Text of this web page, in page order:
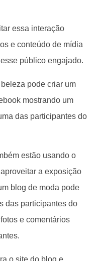
essa interação
e conteúdo de mídia
público engajado.
pode criar um
mostrando um
das participantes do
estão usando o
a exposição
blog de moda pode
das participantes do
e comentários
o site do blog e